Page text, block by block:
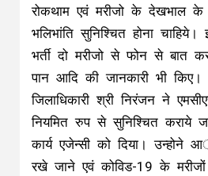
रोकथाम एवं मरीजो के देखभाल
भलिभांति सुनिश्चित होना
भर्ती दो मरीजो से फोन से बात
पान आदि की जानकारी भी किए।
जिलाधिकारी श्री निरंजन ने
नियमित रुप से सुनिश्चित कराये
कार्य एजेन्सी को दिया। उन्होने
रखे जाने एवं कोविड-19 के